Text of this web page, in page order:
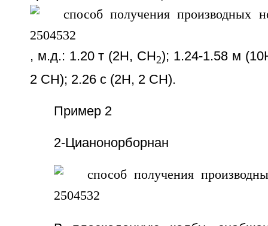
, м.д.: 1.20 т (2Н, СН2); 1.24-1.58 м
2 СН); 2.26 с (2Н, 2 СН).
Пример 2
2-Цианонорборнан